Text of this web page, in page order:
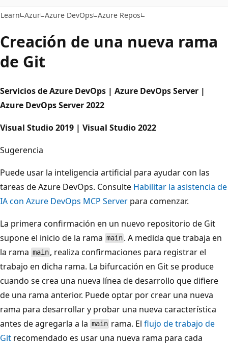
Learn Azur Azure DevOps Azure Repos
Creación de una nueva rama
de Git
Servicios de Azure DevOps | Azure DevOps Server |
Azure DevOps Server 2022
Visual Studio 2019 | Visual Studio 2022
Sugerencia
Puede usar la inteligencia artificial para ayudar con las
tareas de Azure DevOps. Consulte Habilitar la asistencia de
IA con Azure DevOps MCP Server para comenzar.
La primera confirmación en un nuevo repositorio de Git
supone el inicio de la rama main . A medida que trabaja en
la rama main , realiza confirmaciones para registrar el
trabajo en dicha rama. La bifurcación en Git se produce
cuando se crea una nueva línea de desarrollo que difiere
de una rama anterior. Puede optar por crear una nueva
rama para desarrollar y probar una nueva característica
antes de agregarla a la main rama. Elflujo de trabajo de
Git recomendado es usar una nueva rama para cada